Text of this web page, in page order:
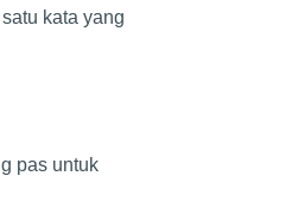
kata yang
pas untuk